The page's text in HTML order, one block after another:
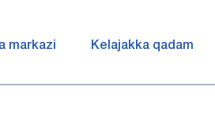
markazi Kelajakka qadam